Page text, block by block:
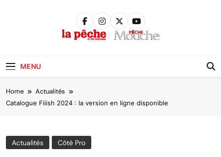
MENU
Home Actualités
Catalogue Fiiish 2024 : la version en ligne disponible
Actualités Côté Pro